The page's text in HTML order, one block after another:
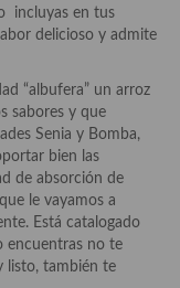
incluyas en tus
delicioso y admite
“albufera” un arroz
sabores y que
Senia y Bomba,
bien las
de absorción de
le vayamos a
Está catalogado
encuentras no te
listo, también te